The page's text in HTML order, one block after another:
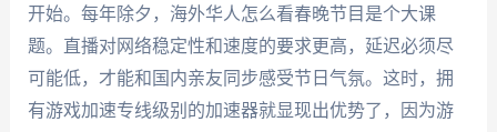
开始。每年除夕，海外华人怎么看春晚节目是个大课
题。直播对网络稳定性和速度的要求更高，延迟必须尽
可能低，才能和国内亲友同步感受节日气氛。这时，拥
有游戏加速专线级别的加速器就显现出优势了，因为游